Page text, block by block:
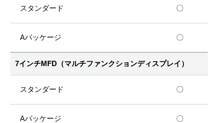
〇
〇
7インチMFD（マルチファンクションディスプレイ）
〇
〇